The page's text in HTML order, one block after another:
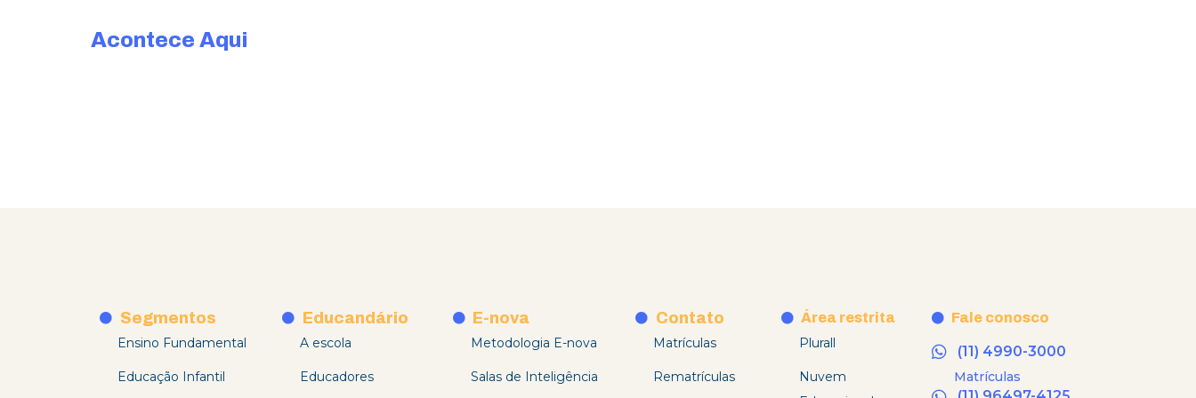
Acontece Aqui
Segmentos
Ensino Fundamental
Educação Infantil
Educandário
A escola
Educadores
E-nova
Metodologia E-nova
Salas de Inteligência
Contato
Matrículas
Rematrículas
Área restrita
Plurall
Nuvem
Fale conosco
(11) 4990-3000
Matrículas